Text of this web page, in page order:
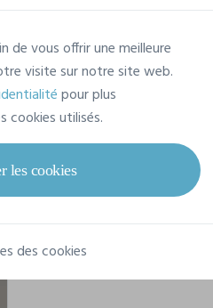
de vous offrir une meilleure
visite sur notre site web.
pour plus
cookies utilisés.
les cookies
des cookies